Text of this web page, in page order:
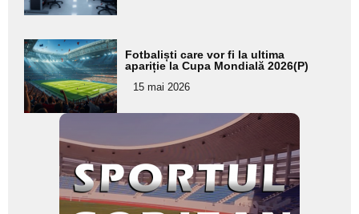
subtitlu
Adaugă
aici textul
pentru
subtitlu
Fotbaliști care vor fi la ultima
apariție la Cupa Mondială 2026(P)
15 mai 2026